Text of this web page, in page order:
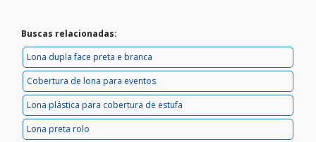
Buscas relacionadas:
Lona dupla face preta e branca
Cobertura de lona para eventos
Lona plástica para cobertura de estufa
Lona preta rolo